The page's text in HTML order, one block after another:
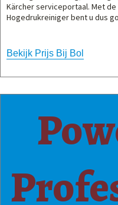
Kärcher serviceportaal. Met de
Hogedrukreiniger bent u dus
Bekijk Prijs Bij Bol